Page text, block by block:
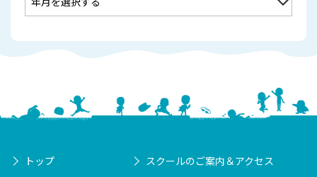
トップ スクールのご案内＆アクセス